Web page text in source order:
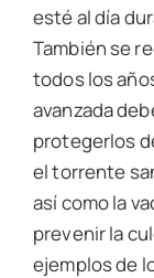
esté al día
También se
todos los
avanzada
protegerlos
el torrente
así como la
prevenir la
ejemplos de